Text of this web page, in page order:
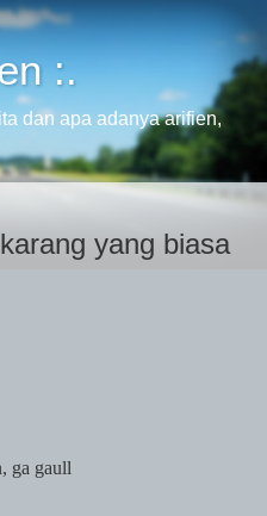
:.
dan apa adanya arifien,
yang biasa
ga gaull